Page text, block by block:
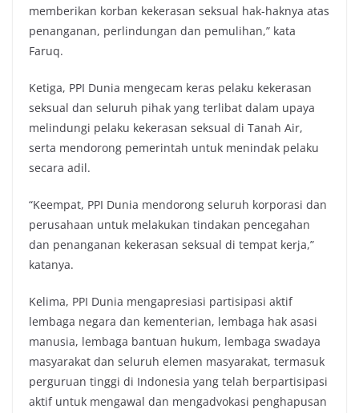
memberikan korban kekerasan seksual hak-haknya atas
penanganan, perlindungan dan pemulihan,” kata
Faruq.
Ketiga, PPI Dunia mengecam keras pelaku kekerasan
seksual dan seluruh pihak yang terlibat dalam upaya
melindungi pelaku kekerasan seksual di Tanah Air,
serta mendorong pemerintah untuk menindak pelaku
secara adil.
“Keempat, PPI Dunia mendorong seluruh korporasi dan
perusahaan untuk melakukan tindakan pencegahan
dan penanganan kekerasan seksual di tempat kerja,”
katanya.
Kelima, PPI Dunia mengapresiasi partisipasi aktif
lembaga negara dan kementerian, lembaga hak asasi
manusia, lembaga bantuan hukum, lembaga swadaya
masyarakat dan seluruh elemen masyarakat, termasuk
perguruan tinggi di Indonesia yang telah berpartisipasi
aktif untuk mengawal dan mengadvokasi penghapusan